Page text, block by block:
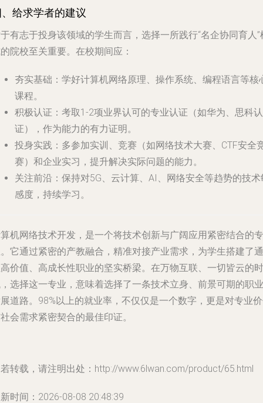
给求学者的建议
有志于投身该领域的学生而言，选择一所践行“名企协同育人”
院校至关重要。在校期间应：
夯实基础 ：学好计算机网络原理、操作系统、编程语言等核
课程。
积极认证 ：考取1-2项业界认可的专业认证（如华为、思科认
证），作为能力的有力证明。
投身实践 ：多参加实训、竞赛（如网络技术大赛、CTF安全
赛）和企业实习，提升解决实际问题的能力。
关注前沿 ：保持对5G、云计算、AI、网络安全等趋势的技术
感度，持续学习。
机网络技术开发，是一个将技术创新与广阔应用紧密结合的专
它通过紧密的产教融合，精准对接产业需求，为学生搭建了通
价值、高成长性职业的坚实桥梁。在万物互联、一切皆云的时
选择这一专业，意味着选择了一条技术立身、前景可期的职业
道路。98%以上的就业率，不仅仅是一个数字，更是对专业
会需求紧密契合的最佳印证。
转载，请注明出处：http://www.6lwan.com/product/65.html
时间：2026-08-08 20:48:39